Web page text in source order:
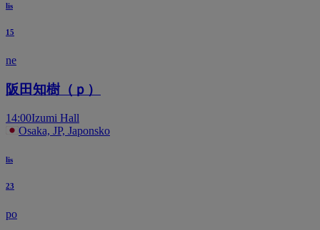
lis
15
ne
阪田知樹（ｐ）
14:00Izumi Hall
Osaka, JP, Japonsko
lis
23
po